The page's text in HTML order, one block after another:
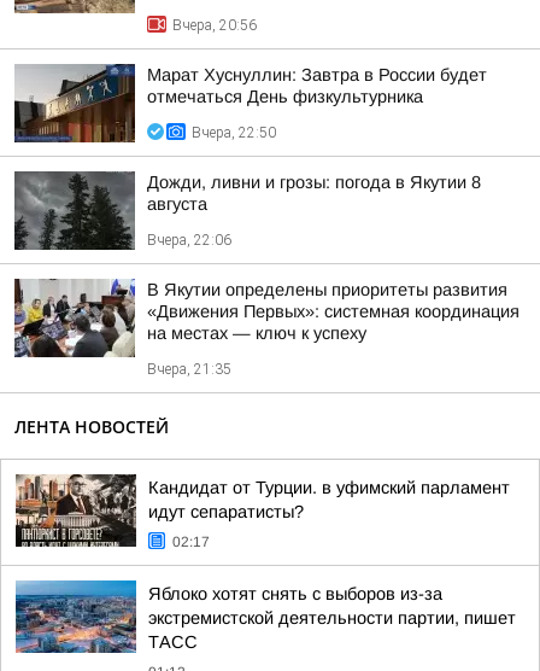
Вчера, 20:56
Марат Хуснуллин: Завтра в России будет
отмечаться День физкультурника
Вчера, 22:50
Дожди, ливни и грозы: погода в Якутии 8
августа
Вчера, 22:06
В Якутии определены приоритеты развития
«Движения Первых»: системная координация
на местах — ключ к успеху
Вчера, 21:35
ЛЕНТА НОВОСТЕЙ
Кандидат от Турции. в уфимский парламент
идут сепаратисты?
02:17
Яблоко хотят снять с выборов из-за
экстремистской деятельности партии, пишет
ТАСС